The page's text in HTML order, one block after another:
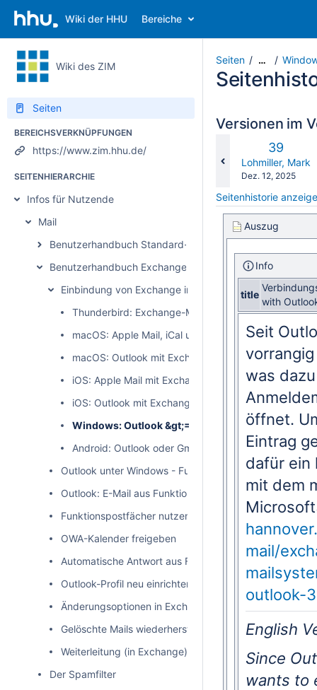
Wiki der HHU Bereiche
Wiki des ZIM
Seiten
BEREICHSVERKNÜPFUNGEN
https://www.zim.hhu.de/
SEITENHIERARCHIE
Infos für Nutzende
Mail
Benutzerhandbuch Standard-Mail
Benutzerhandbuch Exchange
Einbindung von Exchange in E-Mail-Programmen
Thunderbird: Exchange-Mail und -Kalender
macOS: Apple Mail, iCal und Adressbuch mit
macOS: Outlook mit Exchange verbinden
iOS: Apple Mail mit Exchange verbinden
iOS: Outlook mit Exchange verbinden
Windows: Outlook &gt;=2019 mit Exchange
Android: Outlook oder Gmail mit Exchange verbinden
Outlook unter Windows - Funktionspostfach einrichten
Outlook: E-Mail aus Funktionspostfach senden
Funktionspostfächer nutzen
OWA-Kalender freigeben
Automatische Antwort aus Funktionspostfach
Outlook-Profil neu einrichten (für Exchange-Konten)
Änderungsoptionen in Exchange-Postfächern
Gelöschte Mails wiederherstellen (Exchange)
Weiterleitung (in Exchange)
Der Spamfilter
Seiten …
Versionen im
Alte
Version
39
Lohmiller, Mark
Gespeichert
Dez. 12, 2025
Seitenhistorie
Auszug
Info
title
with
Seit
was
öffnet.
Eintrag
dafür ein
mit dem
mail/
outlook-
English
Since
wants to